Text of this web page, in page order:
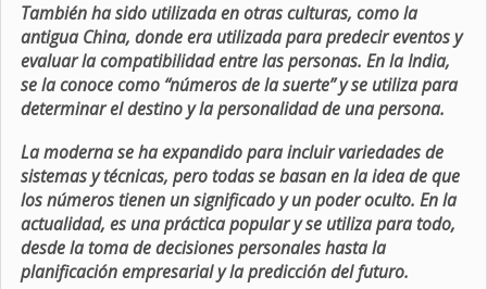
También ha sido utilizada en otras culturas, como la
antigua China, donde era utilizada para predecir eventos y
evaluar la compatibilidad entre las personas. En la India,
se la conoce como “números de la suerte” y se utiliza para
determinar el destino y la personalidad de una persona.
La moderna se ha expandido para incluir variedades de
sistemas y técnicas, pero todas se basan en la idea de que
los números tienen un significado y un poder oculto. En la
actualidad, es una práctica popular y se utiliza para todo,
desde la toma de decisiones personales hasta la
planificación empresarial y la predicción del futuro.